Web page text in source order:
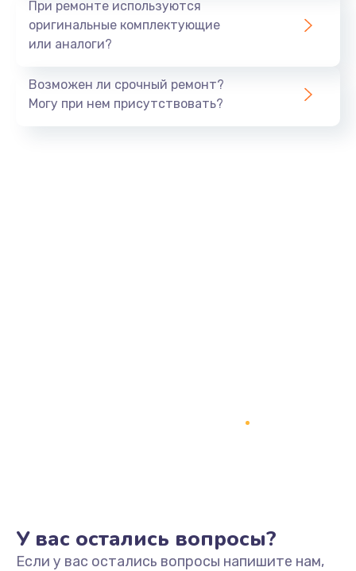
При ремонте используются
оригинальные комплектующие
или аналоги?
Возможен ли срочный ремонт?
Могу при нем присутствовать?
У вас остались вопросы?
Если у вас остались вопросы напишите нам,